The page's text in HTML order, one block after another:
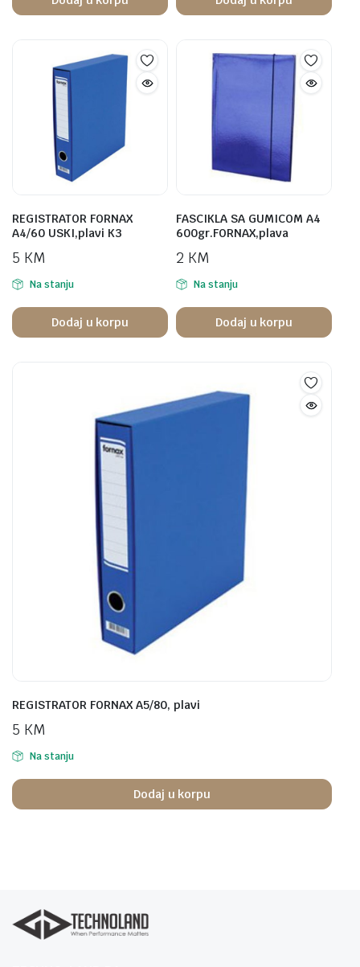
REGISTRATOR FORNAX
A4/60 USKI,plavi K3
5 KM
Na stanju
Dodaj u korpu
FASCIKLA SA GUMICOM A4
600gr.FORNAX,plava
2 KM
Na stanju
Dodaj u korpu
REGISTRATOR FORNAX A5/80, plavi
5 KM
Na stanju
Dodaj u korpu